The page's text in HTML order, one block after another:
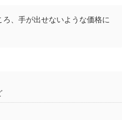
、手が出せないような価格に